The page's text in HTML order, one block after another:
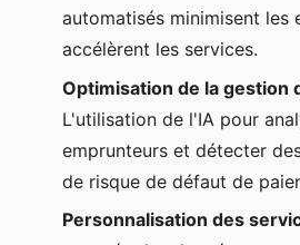
automatisés minimisent les
accélèrent les services.
Optimisation de la gestion
L'utilisation de l'IA pour
emprunteurs et détecter
de risque de défaut de
Personnalisation des